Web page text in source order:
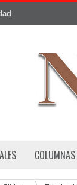
COLUMNAS